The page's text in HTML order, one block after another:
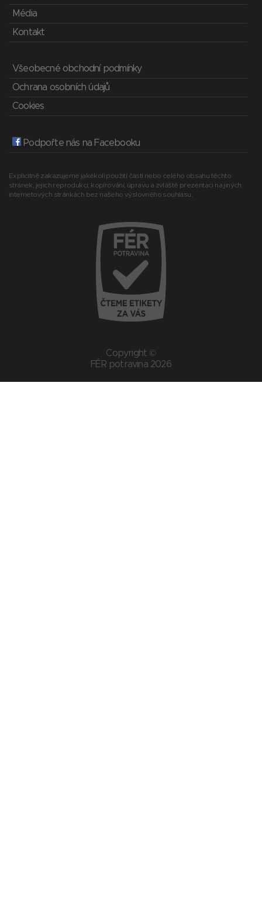
Média
Kontakt
Všeobecné obchodní podmínky
Ochrana osobních údajů
Cookies
Podpořte nás na Facebooku
Explicitně zakazujeme jakékoli použití části nebo celého obsahu těchto
stránek, jejich reprodukci, kopírování, úpravu a zvláště prezentaci na jiných
internetových stránkách bez našeho výslovného souhlasu.
Copyright ©
FÉR potravina 2026